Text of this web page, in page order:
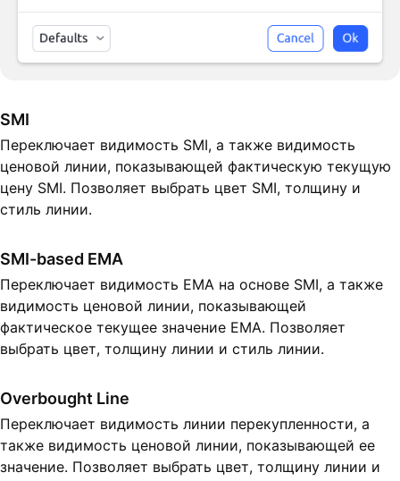
SMI
Переключает видимость SMI, а также видимость
ценовой линии, показывающей фактическую текущую
цену SMI. Позволяет выбрать цвет SMI, толщину и
стиль линии.
SMI-based EMA
Переключает видимость EMA на основе SMI, а также
видимость ценовой линии, показывающей
фактическое текущее значение EMA. Позволяет
выбрать цвет, толщину линии и стиль линии.
Overbought Line
Переключает видимость линии перекупленности, а
также видимость ценовой линии, показывающей ее
значение. Позволяет выбрать цвет, толщину линии и